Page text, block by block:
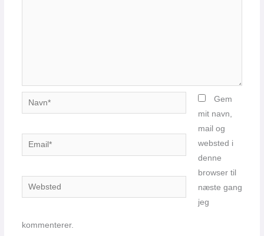
Navn*
Email*
Websted
Gem
mit navn,
mail og
websted i
denne
browser til
næste gang
jeg
kommenterer.